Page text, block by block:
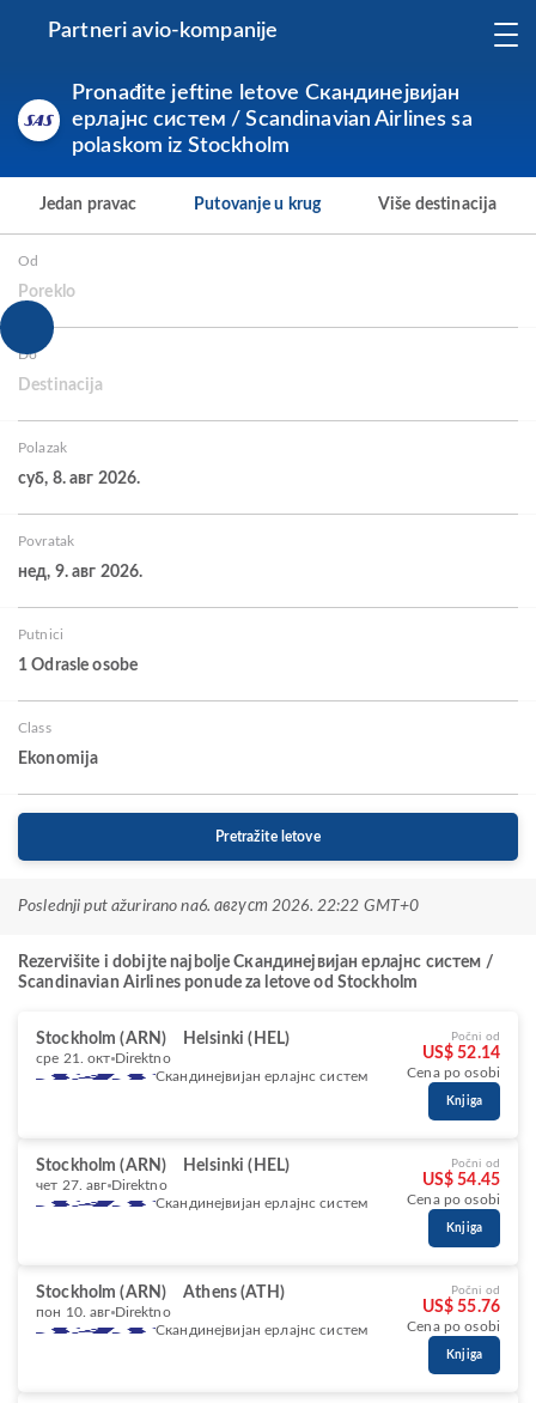
Partneri avio-kompanije
Pronađite jeftine letove Скандинејвијан
ерлајнс систем / Scandinavian Airlines sa
polaskom iz Stockholm
Jedan pravac Putovanje u krug Više destinacija
Od
Poreklo
Do
Destinacija
Polazak
суб, 8. авг 2026.
Povratak
нед, 9. авг 2026.
Putnici
1 Odrasle osobe
Class
Ekonomija
Pretražite letove
Poslednji put ažurirano na6. август 2026. 22:22 GMT+0
Rezervišite i dobijte najbolje Скандинејвијан ерлајнс систем /
Scandinavian Airlines ponude za letove od Stockholm
Stockholm (ARN) Helsinki (HEL)
сре 21. окт Direktno
Скандинејвијан ерлајнс систем
Počni od
US$ 52.14
Cena po osobi
Knjiga
Stockholm (ARN) Helsinki (HEL)
чет 27. авг Direktno
Скандинејвијан ерлајнс систем
Počni od
US$ 54.45
Cena po osobi
Knjiga
Stockholm (ARN) Athens (ATH)
пон 10. авг Direktno
Скандинејвијан ерлајнс систем
Počni od
US$ 55.76
Cena po osobi
Knjiga